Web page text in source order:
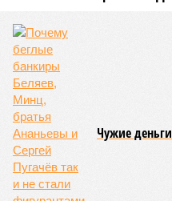
единственной, где в
полноценная жизнь, но
эту жизнь уничтожить. Так
процессы на планете
геологические,
которые для человека
смертельны. И вот
Все стихии сразу